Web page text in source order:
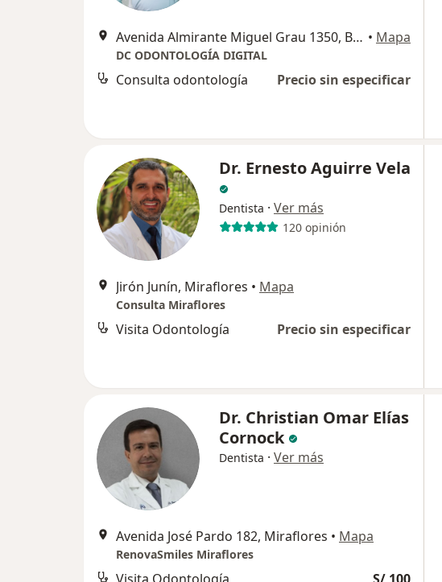
Avenida Almirante Miguel Grau 1350, Barranco • Mapa
DC ODONTOLOGÍA DIGITAL
Consulta odontología Precio sin especificar
Dr. Ernesto Aguirre Vela
Dentista · Ver más
120 opinión
Jirón Junín, Miraflores • Mapa
Consulta Miraflores
Visita Odontología Precio sin especificar
Dr. Christian Omar Elías
Cornock
Dentista · Ver más
Avenida José Pardo 182, Miraflores • Mapa
RenovaSmiles Miraflores